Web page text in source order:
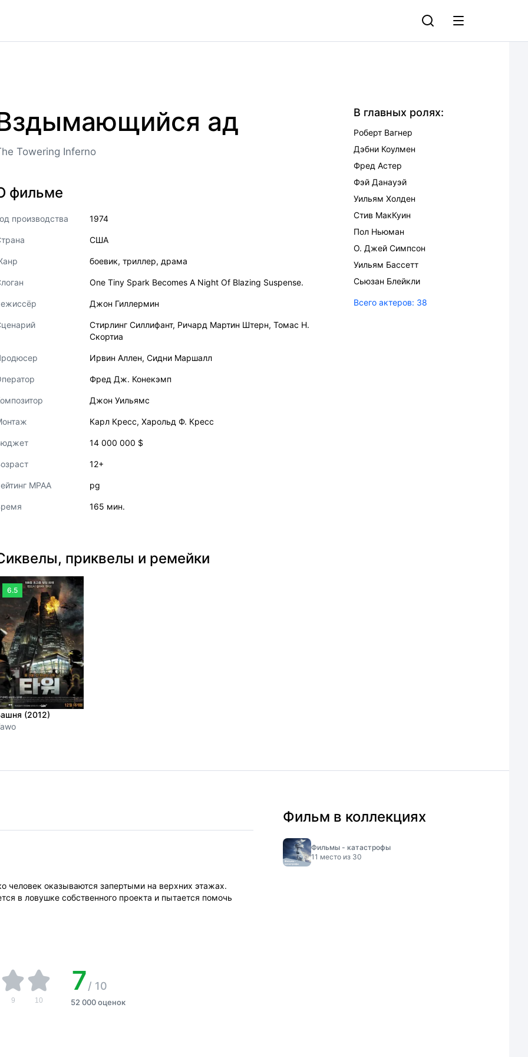
ад
Towering Inferno
фильме
производства 1974
США
боевик, триллер, драма
One Tiny Spark Becomes A Night Of Blazing Suspense.
Джон Гиллермин
Стирлинг Силлифант, Ричард Мартин Штерн, Томас Н.
Скортиа
Ирвин Аллен, Сидни Маршалл
Фред Дж. Конекэмп
Джон Уильямс
Карл Кресс, Харольд Ф. Кресс
14 000 000 $
12+
MPAA pg
165 мин.
В главных ролях:
Роберт Вагнер
Дэбни Коулмен
Фред Астер
Фэй Данауэй
Уильям Холден
Стив МакКуин
Пол Ньюман
О. Джей Симпсон
Уильям Бассетт
Сьюзан Блейкли
Всего актеров: 38
приквелы и ремейки
6.5
(2012)
человек оказываются запертыми на верхних этажах.
в ловушке собственного проекта и пытается помочь
9 10
7/ 10
52 000 оценок
Фильм в коллекциях
Фильмы - катастрофы
11 место из 30